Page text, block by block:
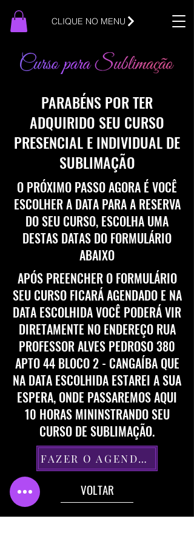
CLIQUE NO MENU
PARABÉNS POR TER
ADQUIRIDO SEU CURSO
PRESENCIAL E INDIVIDUAL DE
SUBLIMAÇÃO
O PRÓXIMO PASSO AGORA É VOCÊ
ESCOLHER A DATA PARA A RESERVA
DO SEU CURSO, ESCOLHA UMA
DESTAS DATAS DO FORMULÁRIO
ABAIXO
APÓS PREENCHER O FORMULÁRIO
SEU CURSO FICARÁ AGENDADO E NA
DATA ESCOLHIDA VOCÊ PODERÁ VIR
DIRETAMENTE NO ENDEREÇO RUA
PROFESSOR ALVES PEDROSO 380
APTO 44 BLOCO 2 - CANGAÍBA QUE
NA DATA ESCOLHIDA ESTAREI A SUA
ESPERA, ONDE PASSAREMOS AQUI
10 HORAS MININSTRANDO SEU
CURSO DE SUBLIMAÇÃO.
FAZER O AGENDAMENTO
VOLTAR